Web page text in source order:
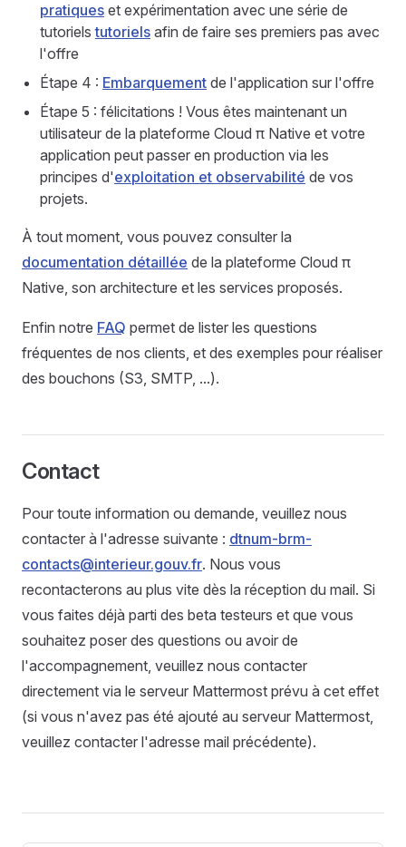
pratiques et expérimentation avec une série de
tutorielstutoriels afin de faire ses premiers pas avec
l'offre
Étape 4 : Embarquement de l'application sur l'offre
Étape 5 : félicitations ! Vous êtes maintenant un
utilisateur de la plateforme Cloud π Native et votre
application peut passer en production via les
principes d'exploitation et observabilité de vos
projets.
À tout moment, vous pouvez consulter la
documentation détaillée de la plateforme Cloud π
Native, son architecture et les services proposés.
Enfin notre FAQ permet de lister les questions
fréquentes de nos clients, et des exemples pour réaliser
des bouchons (S3, SMTP, ...).
Contact
Pour toute information ou demande, veuillez nous
contacter à l'adresse suivante : dtnum-brm-
contacts@interieur.gouv.fr. Nous vous
recontacterons au plus vite dès la réception du mail. Si
vous faites déjà parti des beta testeurs et que vous
souhaitez poser des questions ou avoir de
l'accompagnement, veuillez nous contacter
directement via le serveur Mattermost prévu à cet effet
(si vous n'avez pas été ajouté au serveur Mattermost,
veuillez contacter l'adresse mail précédente).